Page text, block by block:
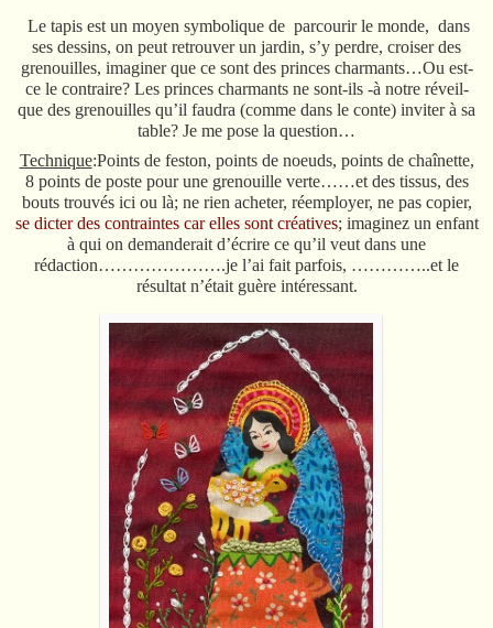
Le tapis est un moyen symbolique de parcourir le monde, dans
ses dessins, on peut retrouver un jardin, s’y perdre, croiser des
grenouilles, imaginer que ce sont des princes charmants…Ou est-
ce le contraire? Les princes charmants ne sont-ils -à notre réveil-
que des grenouilles qu’il faudra (comme dans le conte) inviter à sa
table? Je me pose la question…
Technique:Points de feston, points de noeuds, points de chaînette,
8 points de poste pour une grenouille verte……et des tissus, des
bouts trouvés ici ou là; ne rien acheter, réemployer, ne pas copier,
se dicter des contraintes car elles sont créatives; imaginez un enfant
à qui on demanderait d’écrire ce qu’il veut dans une
rédaction………………….je l’ai fait parfois, …………..et le
résultat n’était guère intéressant.